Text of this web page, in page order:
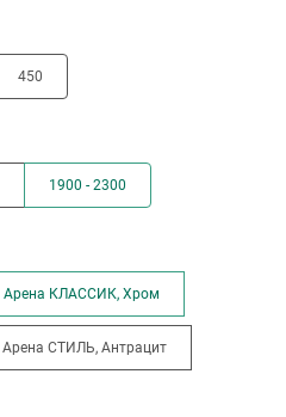
450
1900 - 2300
Арена КЛАССИК, Хром
Арена СТИЛЬ, Антрацит